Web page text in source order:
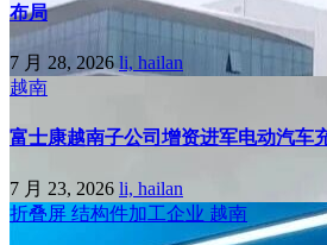
布局
7 月 28, 2026 li, hailan
越南
富士康越南子公司增资进军电动汽车
7 月 23, 2026 li, hailan
折叠屏 结构件加工企业 越南